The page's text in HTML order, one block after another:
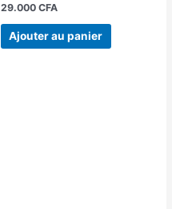
29.000 CFA
Ajouter au panier